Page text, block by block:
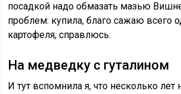
посадкой надо обмазать мазью
проблем: купила, благо сажаю всего
картофеля, справлюсь.
На медведку с гуталином
И тут вспомнила я, что несколько лет